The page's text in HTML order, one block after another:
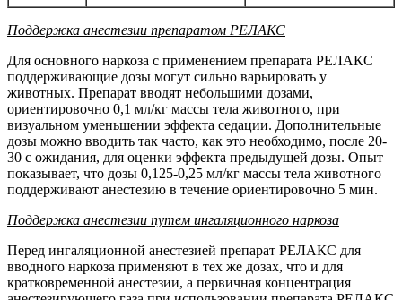
Поддержка анестезии препаратом РЕЛАКС
Для основного наркоза с применением препарата РЕЛАКС
поддерживающие дозы могут сильно варьировать у
животных. Препарат вводят небольшими дозами,
ориентировочно 0,1 мл/кг массы тела животного, при
визуальном уменьшении эффекта седации. Дополнительные
дозы можно вводить так часто, как это необходимо, после 20-
30 с ожидания, для оценки эффекта предыдущей дозы. Опыт
показывает, что дозы 0,125-0,25 мл/кг массы тела животного
поддерживают анестезию в течение ориентировочно 5 мин.
Поддержка анестезии путем ингаляционного наркоза
Перед ингаляционной анестезией препарат РЕЛАКС для
вводного наркоза применяют в тех же дозах, что и для
кратковременной анестезии, а первичная концентрация